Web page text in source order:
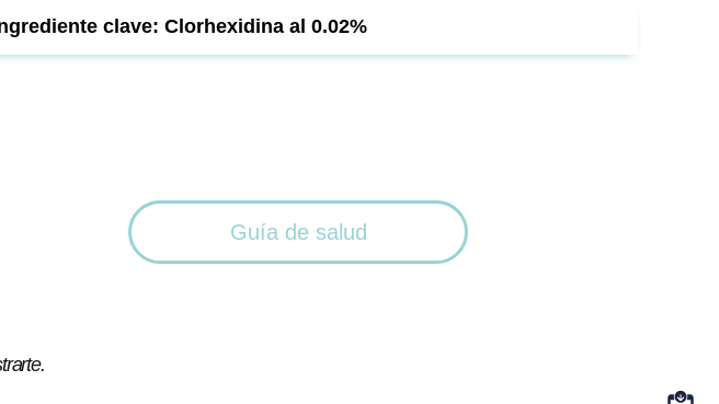
clave: Clorhexidina al 0.02%
Guía de salud